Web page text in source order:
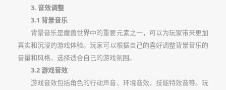
3. 音效调整
3.1 背景音乐
背景音乐是魔兽世界中的重要元素之一，可以为玩家带来更加
真实和沉浸的游戏体验。玩家可以根据自己的喜好调整背景音乐的
音量和风格，选择适合自己的游戏氛围。
3.2 游戏音效
游戏音效包括角色的行动声音、环境音效、技能特效音等。玩